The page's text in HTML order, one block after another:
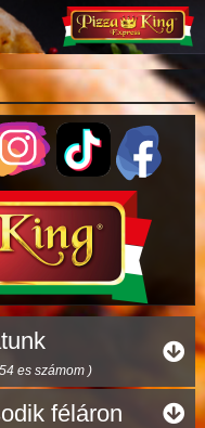
es számom )
féláron